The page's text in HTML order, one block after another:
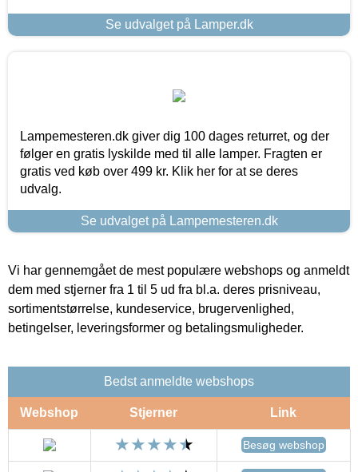
Se udvalget på Lamper.dk
Lampemesteren.dk giver dig 100 dages returret, og der
følger en gratis lyskilde med til alle lamper. Fragten er
gratis ved køb over 499 kr. Klik her for at se deres
udvalg.
Se udvalget på Lampemesteren.dk
Vi har gennemgået de mest populære webshops og anmeldt
dem med stjerner fra 1 til 5 ud fra bl.a. deres prisniveau,
sortimentstørrelse, kundeservice, brugervenlighed,
betingelser, leveringsformer og betalingsmuligheder.
Bedst anmeldte webshops
Webshop Stjerner Link
Besøg webshop